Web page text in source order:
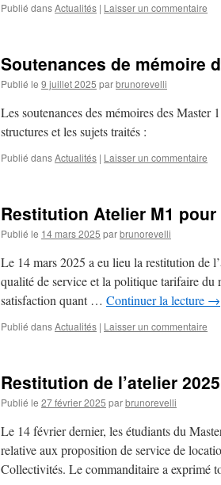
Publié dansActualités | Laisser un commentaire
Soutenances de mémoire
Publié le 9 juillet 2025 parbrunorevelli
Les soutenances des mémoires des
structures et les sujets traités :
Publié dansActualités | Laisser un commentaire
Restitution Atelier M1
Publié le 14 mars 2025 parbrunorevelli
Le 14 mars 2025 a eu lieu la restitution de
qualité de service et la politique tarifaire
satisfaction quant … Continuer la lecture →
Publié dansActualités | Laisser un commentaire
Restitution de l’atelier
Publié le 27 février 2025 parbrunorevelli
Le 14 février dernier, les étudiants du
relative aux proposition de service de
Collectivités. Le commanditaire a exprimé